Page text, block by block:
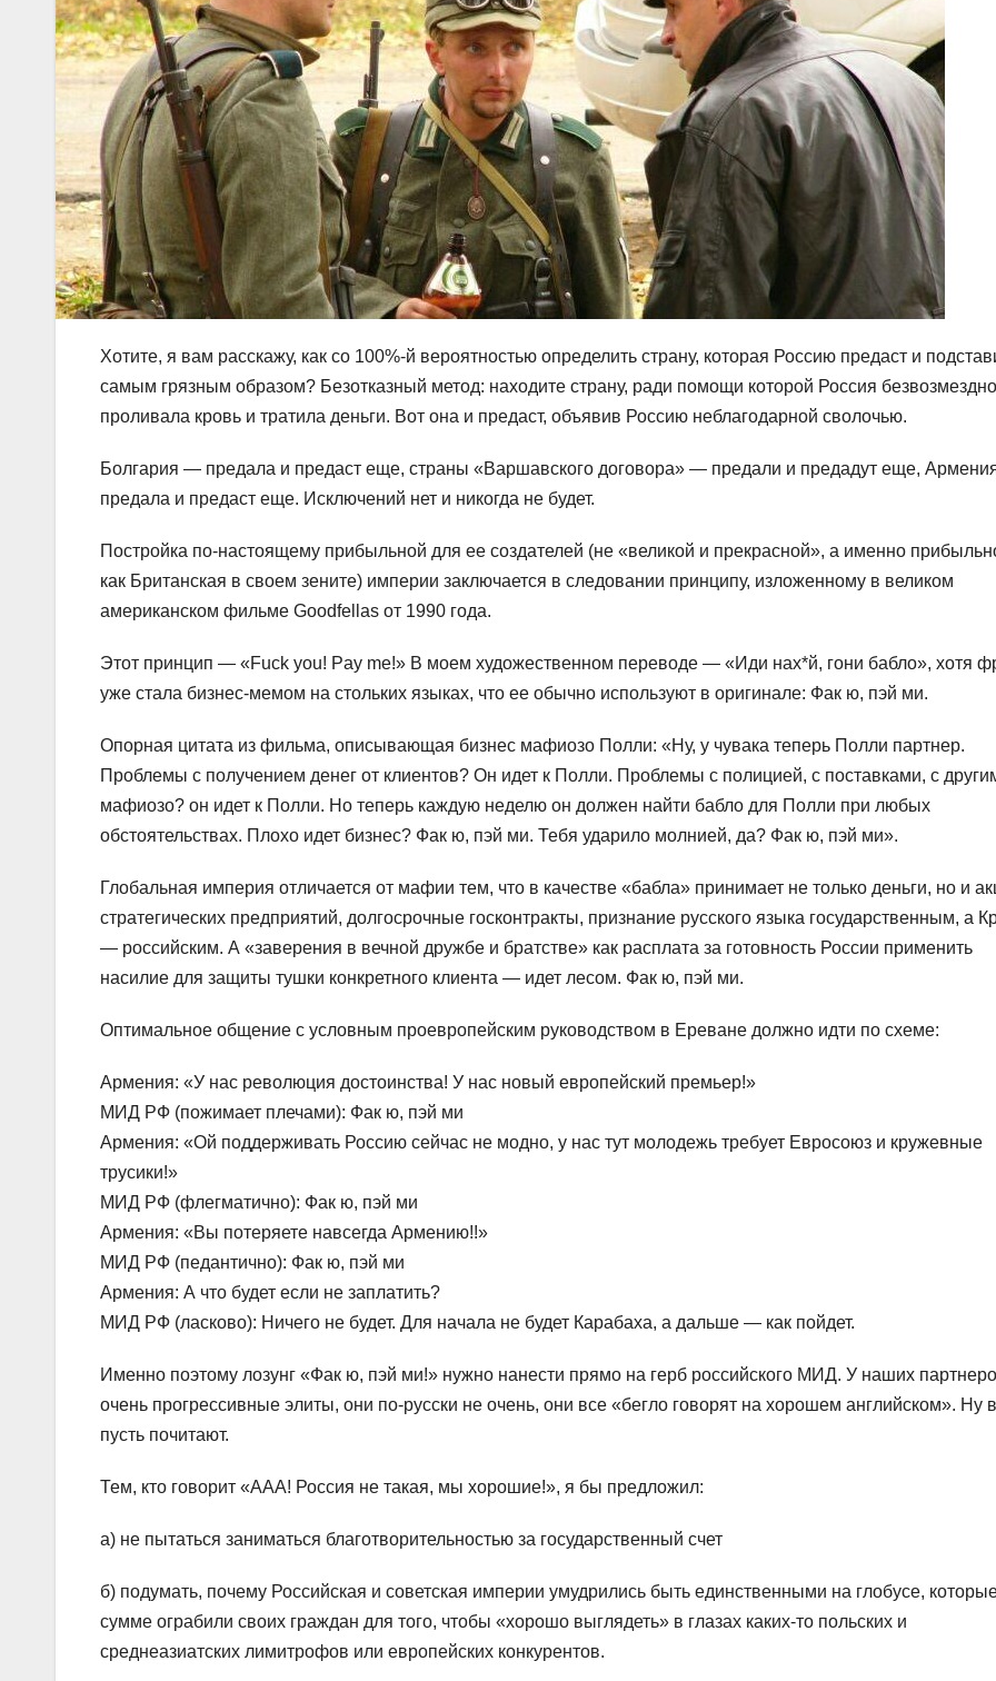
Хотите, я вам расскажу, как со 100%-й вероятностью определить страну, которая Россию предаст и
самым грязным образом? Безотказный метод: находите страну, ради помощи которой Россия безвозмездно
проливала кровь и тратила деньги. Вот она и предаст, объявив Россию неблагодарной сволочью.
Болгария — предала и предаст еще, страны «Варшавского договора» — предали и предадут еще,
предала и предаст еще. Исключений нет и никогда не будет.
Постройка по-настоящему прибыльной для ее создателей (не «великой и прекрасной», а именно
как Британская в своем зените) империи заключается в следовании принципу, изложенному в великом
американском фильме Goodfellas от 1990 года.
Этот принцип — «Fuck you! Pay me!» В моем художественном переводе — «Иди нах*й, гони бабло», хотя
уже стала бизнес-мемом на стольких языках, что ее обычно используют в оригинале: Фак ю, пэй ми.
Опорная цитата из фильма, описывающая бизнес мафиозо Полли: «Ну, у чувака теперь Полли партнер.
Проблемы с получением денег от клиентов? Он идет к Полли. Проблемы с полицией, с поставками, с
мафиозо? он идет к Полли. Но теперь каждую неделю он должен найти бабло для Полли при любых
обстоятельствах. Плохо идет бизнес? Фак ю, пэй ми. Тебя ударило молнией, да? Фак ю, пэй ми».
Глобальная империя отличается от мафии тем, что в качестве «бабла» принимает не только деньги, но и
стратегических предприятий, долгосрочные госконтракты, признание русского языка государственным, а
— российским. А «заверения в вечной дружбе и братстве» как расплата за готовность России применить
насилие для защиты тушки конкретного клиента — идет лесом. Фак ю, пэй ми.
Оптимальное общение с условным проевропейским руководством в Ереване должно идти по схеме:
Армения: «У нас революция достоинства! У нас новый европейский премьер!»
МИД РФ (пожимает плечами): Фак ю, пэй ми
Армения: «Ой поддерживать Россию сейчас не модно, у нас тут молодежь требует Евросоюз и кружевные
трусики!»
МИД РФ (флегматично): Фак ю, пэй ми
Армения: «Вы потеряете навсегда Армению!!»
МИД РФ (педантично): Фак ю, пэй ми
Армения: А что будет если не заплатить?
МИД РФ (ласково): Ничего не будет. Для начала не будет Карабаха, а дальше — как пойдет.
Именно поэтому лозунг «Фак ю, пэй ми!» нужно нанести прямо на герб российского МИД. У наших
очень прогрессивные элиты, они по-русски не очень, они все «бегло говорят на хорошем английском». Ну
пусть почитают.
Тем, кто говорит «ААА! Россия не такая, мы хорошие!», я бы предложил:
а) не пытаться заниматься благотворительностью за государственный счет
б) подумать, почему Российская и советская империи умудрились быть единственными на глобусе,
сумме ограбили своих граждан для того, чтобы «хорошо выглядеть» в глазах каких-то польских и
среднеазиатских лимитрофов или европейских конкурентов.